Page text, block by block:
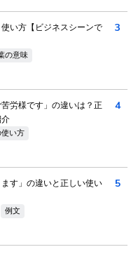
使い方【ビジネスシーンで
の意味
3
労様です」の違いは？正
い方
4
ます」の違いと正しい使い
例文
5